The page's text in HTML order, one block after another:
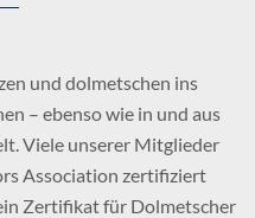
und dolmetschen ins
– ebenso wie in und aus
Viele unserer Mitglieder
Association zertifiziert
Zertifikat für Dolmetscher